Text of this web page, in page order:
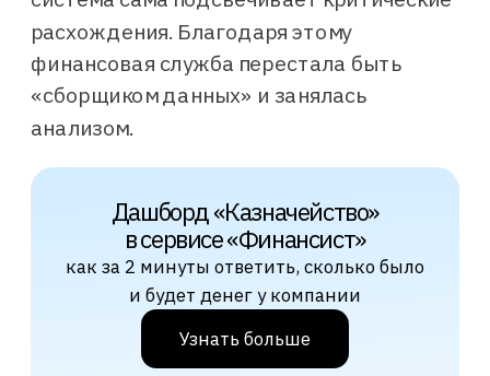
расхождения. Благодаря этому
финансовая служба перестала быть
«сборщиком данных» и занялась
анализом.
Ручной
Факт из 1С сводили с планом
вручную, что занимало время
и вело к ошибкам
Автоматический
Факт из 1С подтягивается
и сводится с планом
автоматически
Оперативность данных
До (1С + Google Таблицы)